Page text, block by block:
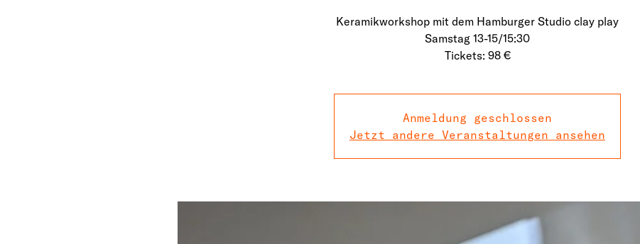
Keramikworkshop mit dem Hamburger Studio clay play
Samstag 13-15/15:30
Tickets: 98 €
Anmeldung geschlossen
Jetzt andere Veranstaltungen ansehen